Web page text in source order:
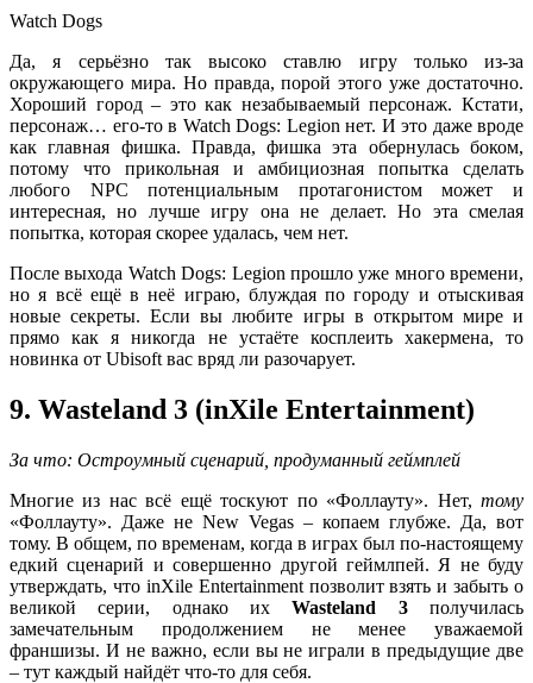
Watch Dogs
Да, я серьёзно так высоко ставлю игру только из-за
окружающего мира. Но правда, порой этого уже достаточно.
Хороший город – это как незабываемый персонаж. Кстати,
персонаж… его-то в Watch Dogs: Legion нет. И это даже вроде
как главная фишка. Правда, фишка эта обернулась боком,
потому что прикольная и амбициозная попытка сделать
любого NPC потенциальным протагонистом может и
интересная, но лучше игру она не делает. Но эта смелая
попытка, которая скорее удалась, чем нет.
После выхода Watch Dogs: Legion прошло уже много времени,
но я всё ещё в неё играю, блуждая по городу и отыскивая
новые секреты. Если вы любите игры в открытом мире и
прямо как я никогда не устаёте косплеить хакермена, то
новинка от Ubisoft вас вряд ли разочарует.
9. Wasteland 3 (inXile Entertainment)
За что: Остроумный сценарий, продуманный геймплей
Многие из нас всё ещё тоскуют по «Фоллауту». Нет, тому
«Фоллауту». Даже не New Vegas – копаем глубже. Да, вот
тому. В общем, по временам, когда в играх был по-настоящему
едкий сценарий и совершенно другой геймлпей. Я не буду
утверждать, что inXile Entertainment позволит взять и забыть о
великой серии, однако ихWasteland 3получилась
замечательным продолжением не менее уважаемой
франшизы. И не важно, если вы не играли в предыдущие две
– тут каждый найдёт что-то для себя.